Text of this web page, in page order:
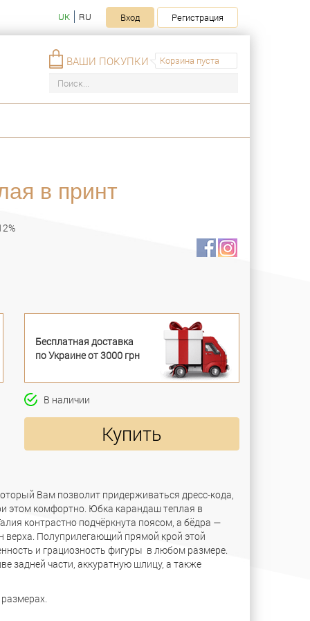
UK RU Вход Регистрация
Корзина пуста
ВАШИ ПОКУПКИ
в принт
Бесплатная доставка
по Украине от 3000 грн
В наличии
Купить
Вам позволит придерживаться дресс-кода,
этом комфортно. Юбка карандаш теплая в
контрастно подчёркнута поясом, а бёдра —
Полуприлегающий прямой крой этой
и грациозность фигуры в любом размере.
задней части, аккуратную шлицу, а также